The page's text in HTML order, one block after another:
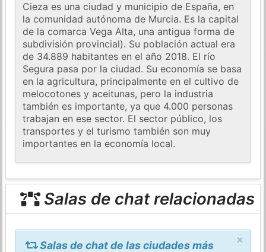
Cieza es una ciudad y municipio de España, en
la comunidad autónoma de Murcia. Es la capital
de la comarca Vega Alta, una antigua forma de
subdivisión provincial). Su población actual era
de 34.889 habitantes en el año 2018. El río
Segura pasa por la ciudad. Su economía se basa
en la agricultura, principalmente en el cultivo de
melocotones y aceitunas, pero la industria
también es importante, ya que 4.000 personas
trabajan en ese sector. El sector público, los
transportes y el turismo también son muy
importantes en la economía local.
Salas de chat relacionadas
×
Salas de chat de las ciudades más